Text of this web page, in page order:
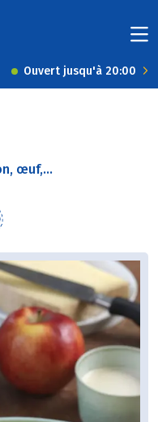
Ouvert jusqu'à 20:00
œuf,...